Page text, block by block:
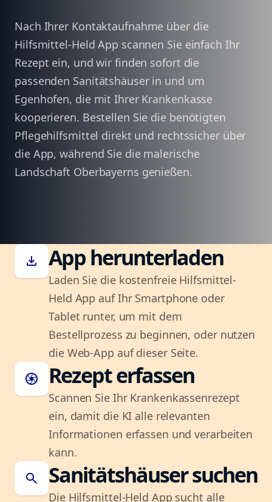
Nach Ihrer Kontaktaufnahme über die
Hilfsmittel-Held App scannen Sie einfach Ihr
Rezept ein, und wir finden sofort die
passenden Sanitätshäuser in und um
Egenhofen, die mit Ihrer Krankenkasse
kooperieren. Bestellen Sie die benötigten
Pflegehilfsmittel direkt und rechtssicher über
die App, während Sie die malerische
Landschaft Oberbayerns genießen.
download App herunterladen
Laden Sie die kostenfreie Hilfsmittel-
Held App auf Ihr Smartphone oder
Tablet runter, um mit dem
Bestellprozess zu beginnen, oder nutzen
die Web-App auf dieser Seite.
camera Rezept erfassen
Scannen Sie Ihr Krankenkassenrezept
ein, damit die KI alle relevanten
Informationen erfassen und verarbeiten
kann.
search Sanitätshäuser suchen
Die Hilfsmittel-Held App sucht alle